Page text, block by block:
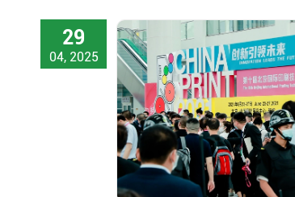
29
04, 2025